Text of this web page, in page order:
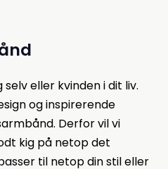
eller kvinden i dit liv.
og inspirerende
Derfor vil vi
kig på netop det
til netop din stil eller